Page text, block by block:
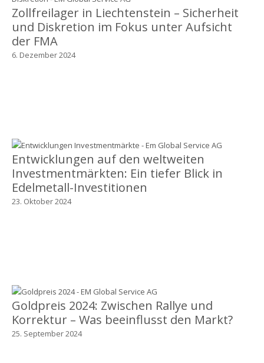
Zollfreilager in Liechtenstein – Sicherheit
und Diskretion im Fokus unter Aufsicht
der FMA
6. Dezember 2024
Entwicklungen auf den weltweiten
Investmentmärkten: Ein tiefer Blick in
Edelmetall-Investitionen
23. Oktober 2024
Goldpreis 2024: Zwischen Rallye und
Korrektur – Was beeinflusst den Markt?
25. September 2024